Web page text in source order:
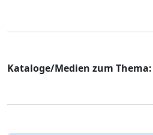
Kataloge/Medien zum Thema: